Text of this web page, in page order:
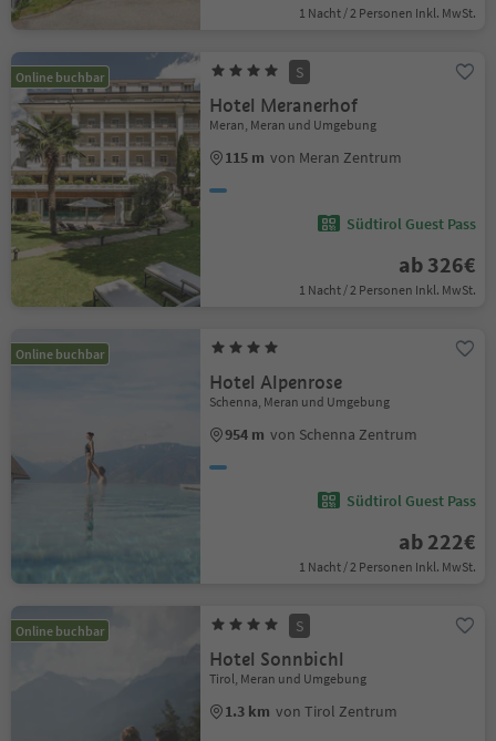
1 Nacht / 2 Personen Inkl. MwSt.
Online buchbar S
Hotel Meranerhof
Meran, Meran und Umgebung
115 m von Meran Zentrum
Südtirol Guest Pass
ab 326€
1 Nacht / 2 Personen Inkl. MwSt.
Online buchbar
Hotel Alpenrose
Schenna, Meran und Umgebung
954 m von Schenna Zentrum
Südtirol Guest Pass
ab 222€
1 Nacht / 2 Personen Inkl. MwSt.
Online buchbar S
Hotel Sonnbichl
Tirol, Meran und Umgebung
1.3 km von Tirol Zentrum